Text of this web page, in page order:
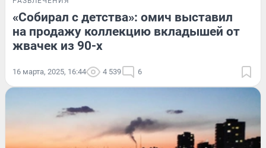
«Собирал с детства»: омич выставил
на продажу коллекцию вкладышей от
жвачек из 90-х
16 марта, 2025, 16:44 4 539 6